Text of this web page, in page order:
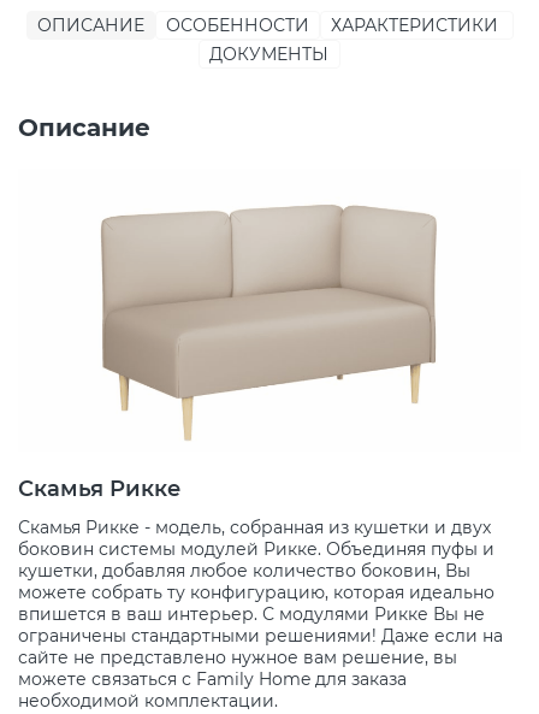
ОПИСАНИЕ ОСОБЕННОСТИ
ХАРАКТЕРИСТИКИ
ДОКУМЕНТЫ
Описание
Скамья Рикке
Скамья Рикке - модель, собранная из кушетки и двух
боковин системы модулей Рикке. Объединяя пуфы и
кушетки, добавляя любое количество боковин, Вы
можете собрать ту конфигурацию, которая идеально
впишется в ваш интерьер. С модулями Рикке Вы не
ограничены стандартными решениями! Даже если на
сайте не представлено нужное вам решение, вы
можете связаться с Family Home для заказа
необходимой комплектации.